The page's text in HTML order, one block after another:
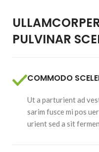
PULVINAR
COMMODO
Ut a parturient ad
sarim fusce mi pos
urient sed a sit